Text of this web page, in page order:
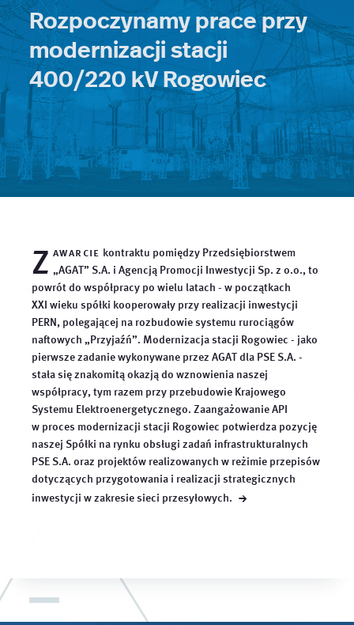
Rozpoczynamy prace przy
modernizacji stacji
400/220 kV Rogowiec
Z awarcie kontraktu pomiędzy Przedsiębiorstwem
„AGAT” S.A. i Agencją Promocji Inwestycji Sp. z o.o., to
powrót do współpracy po wielu latach - w początkach
XXI wieku spółki kooperowały przy realizacji inwestycji
PERN, polegającej na rozbudowie systemu rurociągów
naftowych „Przyjaźń”. Modernizacja stacji Rogowiec - jako
pierwsze zadanie wykonywane przez AGAT dla PSE S.A. -
stała się znakomitą okazją do wznowienia naszej
współpracy, tym razem przy przebudowie Krajowego
Systemu Elektroenergetycznego. Zaangażowanie API
w proces modernizacji stacji Rogowiec potwierdza pozycję
naszej Spółki na rynku obsługi zadań infrastrukturalnych
PSE S.A. oraz projektów realizowanych w reżimie przepisów
dotyczących przygotowania i realizacji strategicznych
inwestycji w zakresie sieci przesyłowych. →